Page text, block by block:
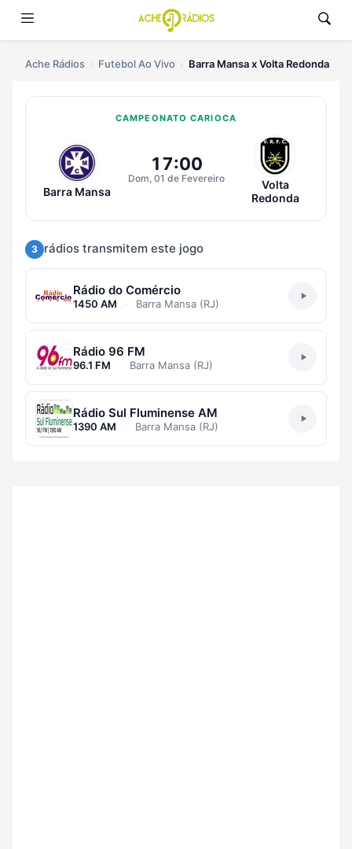
Ache Rádios Futebol Ao Vivo Barra Mansa x Volta Redonda
CAMPEONATO CARIOCA
Ouvir Barra Mansa x Volta
Barra Mansa
17:00
Dom, 01 de Fevereiro
Volta
Redonda
3 rádios transmitem este jogo
Rádio do Comércio
1450 AM · Barra Mansa (RJ)
Rádio 96 FM
96.1 FM · Barra Mansa (RJ)
Rádio Sul Fluminense AM
1390 AM · Barra Mansa (RJ)